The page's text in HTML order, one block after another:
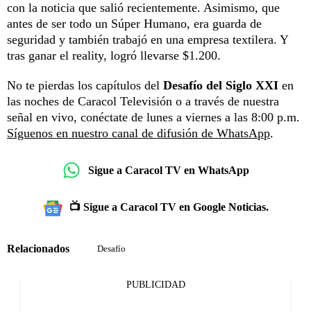
con la noticia que salió recientemente. Asimismo, que
antes de ser todo un Súper Humano, era guarda de
seguridad y también trabajó en una empresa textilera. Y
tras ganar el reality, logró llevarse $1.200.
No te pierdas los capítulos del Desafío del Siglo XXI en
las noches de Caracol Televisión o a través de nuestra
señal en vivo, conéctate de lunes a viernes a las 8:00 p.m.
Síguenos en nuestro canal de difusión de WhatsApp.
Sigue a Caracol TV en WhatsApp
📺 Sigue a Caracol TV en Google Noticias.
Relacionados Desafío
PUBLICIDAD